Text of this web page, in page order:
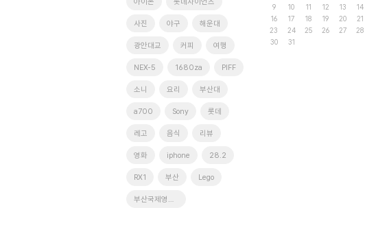
사진 야구 해운대
광안대교 커피 여행
NEX-5 1680za PIFF
소니 요리 부산대
a700 Sony 롯데
레고 음식 리뷰
영화 iphone 28.2
RX1 부산 Lego
부산국제영화제
9
10 11 12 13 14
16
17 18 19 20 21
23
24 25 26 27 28
30
31